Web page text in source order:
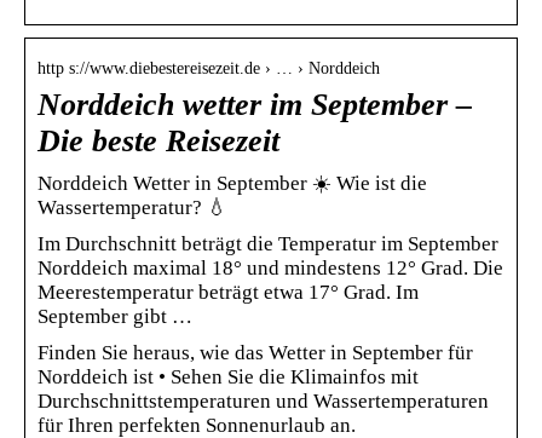
http s://www.diebestereisezeit.de › … › Norddeich
Norddeich wetter im September –
Die beste Reisezeit
Norddeich Wetter in September ☀️ Wie ist die
Wassertemperatur? 💧
Im Durchschnitt beträgt die Temperatur im September
Norddeich maximal 18° und mindestens 12° Grad. Die
Meerestemperatur beträgt etwa 17° Grad. Im
September gibt …
Finden Sie heraus, wie das Wetter in September für
Norddeich ist • Sehen Sie die Klimainfos mit
Durchschnittstemperaturen und Wassertemperaturen
für Ihren perfekten Sonnenurlaub an.